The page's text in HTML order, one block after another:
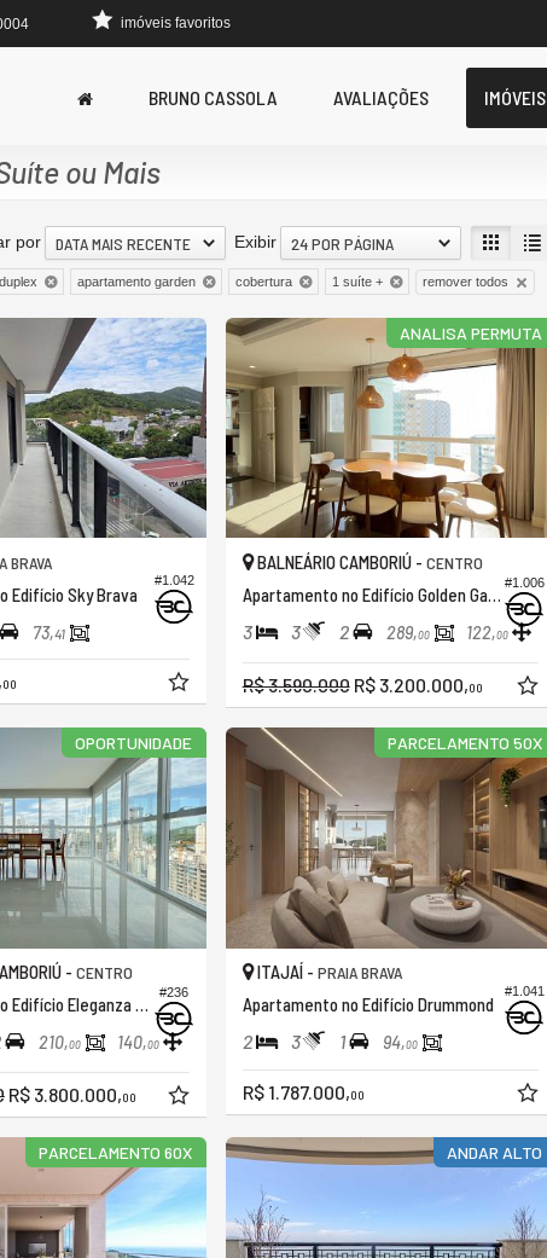
imóveis favoritos
BRUNO CASSOLA AVALIAÇÕES IMÓVEIS
ou Mais
Exibir 24 POR PÁGINA
por DATA MAIS RECENTE
apartamento garden cobertura 1 suíte + remover todos
#1.042
BRAVA
Edifício Sky Brava
73,41
00
ANALISA PERMUTA
#1.006
BALNEÁRIO CAMBORIÚ - CENTRO
Apartamento no Edifício Golden Garden
3 3 2 289,00 122,00
R$ 3.590.000 R$ 3.200.000,00
OPORTUNIDADE
#236
- CENTRO
Apartamento no Edifício Eleganza Tower
210,00 140,00
R$ 3.800.000,00
PARCELAMENTO 50X
#1.041
ITAJAÍ - PRAIA BRAVA
Apartamento no Edifício Drummond
2 3 1 94,00
R$ 1.787.000,00
PARCELAMENTO 60X ANDAR ALTO